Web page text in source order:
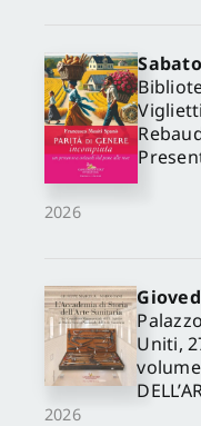
2026
2026
Uniti,
volume